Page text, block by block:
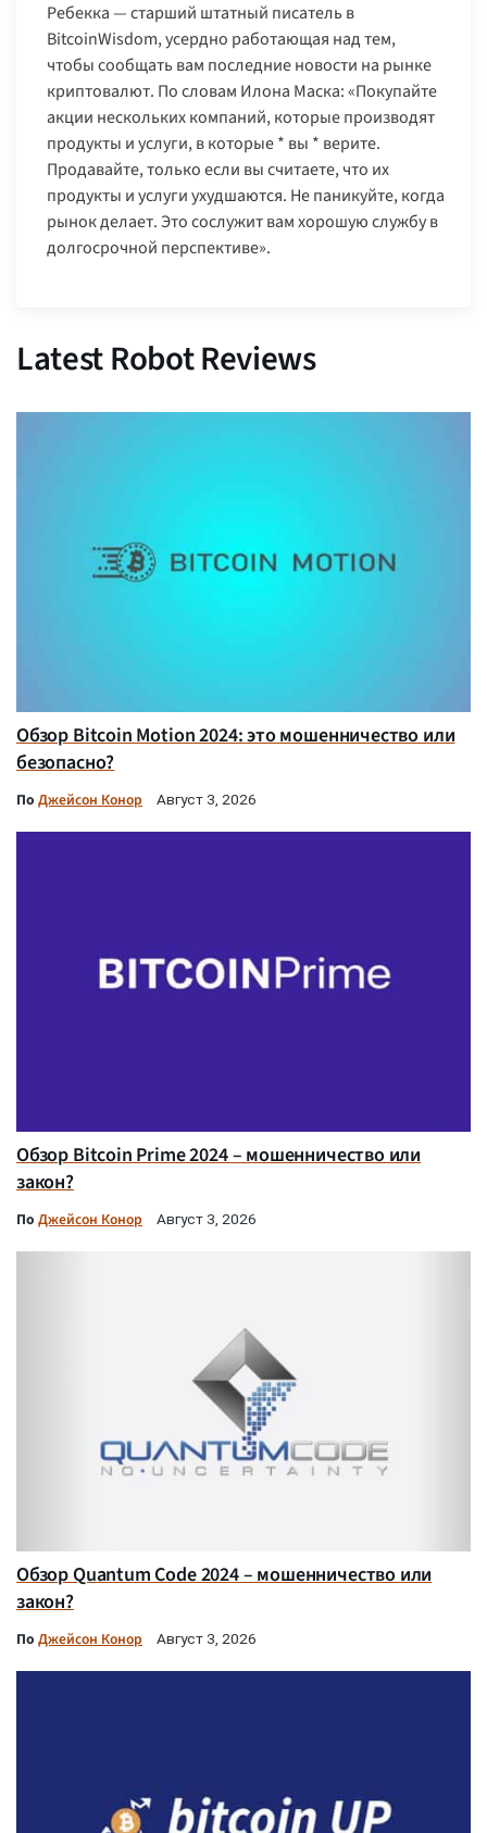
Ребекка — старший штатный писатель в
BitcoinWisdom, усердно работающая над тем,
чтобы сообщать вам последние новости на рынке
криптовалют. По словам Илона Маска: «Покупайте
акции нескольких компаний, которые производят
продукты и услуги, в которые * вы * верите.
Продавайте, только если вы считаете, что их
продукты и услуги ухудшаются. Не паникуйте, когда
рынок делает. Это сослужит вам хорошую службу в
долгосрочной перспективе».
Latest Robot Reviews
Обзор Bitcoin Motion 2024: это мошенничество или
безопасно?
По Джейсон Конор Август 3, 2026
Обзор Bitcoin Prime 2024 – мошенничество или
закон?
По Джейсон Конор Август 3, 2026
Обзор Quantum Code 2024 – мошенничество или
закон?
По Джейсон Конор Август 3, 2026